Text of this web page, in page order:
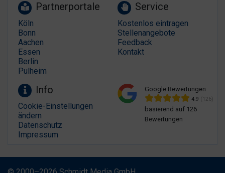
Partnerportale
Köln
Bonn
Aachen
Essen
Berlin
Pulheim
Service
Kostenlos eintragen
Stellenangebote
Feedback
Kontakt
Info
Cookie-Einstellungen
ändern
Datenschutz
Impressum
Google Bewertungen
4.9 (126)
basierend auf 126
Bewertungen